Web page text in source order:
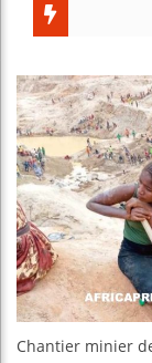
Chantier minier